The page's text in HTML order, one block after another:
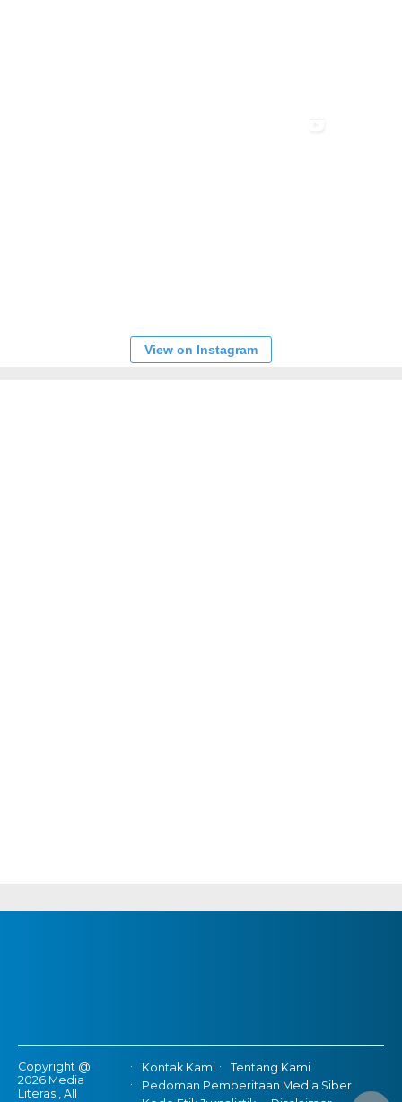
View on Instagram
Copyright @
2026 Media
Literasi, All
Kontak Kami
Tentang Kami
Pedoman Pemberitaan Media Siber